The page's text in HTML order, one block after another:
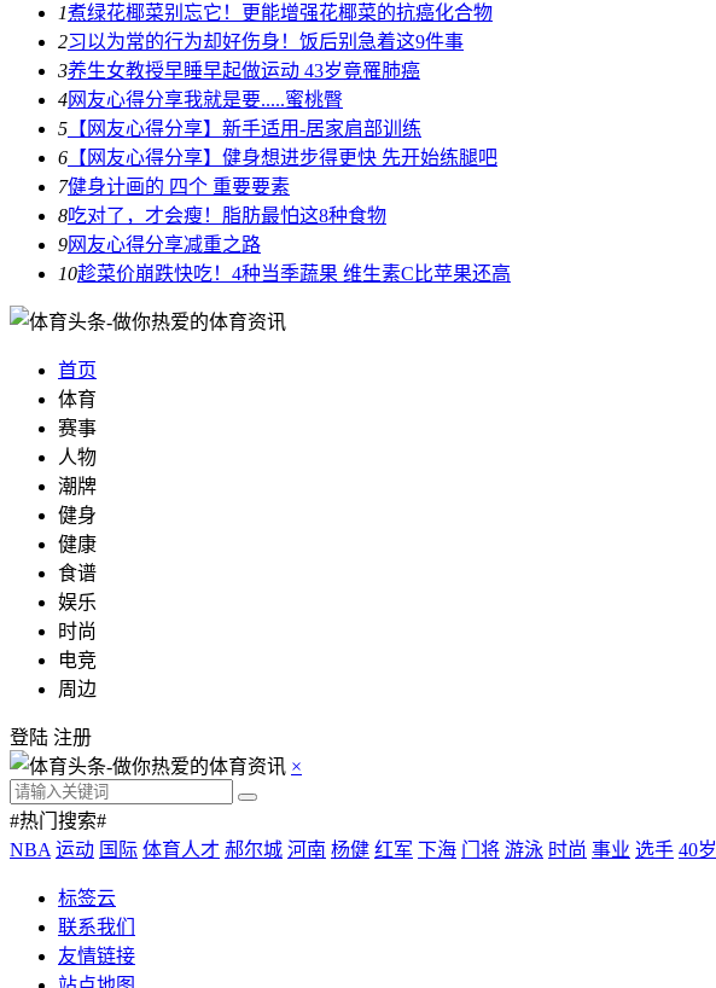
1煮绿花椰菜别忘它！更能增强花椰菜的抗癌化合物
2习以为常的行为却好伤身！饭后别急着这9件事
3养生女教授早睡早起做运动 43岁竟罹肺癌
4网友心得分享我就是要.....蜜桃臀
5 【网友心得分享】新手适用-居家肩部训练
6 【网友心得分享】健身想进步得更快 先开始练腿吧
7健身计画的 四个 重要要素
8吃对了，才会瘦！脂肪最怕这8种食物
9网友心得分享减重之路
10趁菜价崩跌快吃！4种当季蔬果 维生素C比苹果还高
首页
体育
赛事
人物
潮牌
健身
健康
食谱
娱乐
时尚
电竞
周边
登陆 注册
×
#热门搜索#
NBA 运动 国际 体育人才 郝尔城 河南 杨健 红军 下海 门将 游泳 时尚 事业 选手 40岁
标签云
联系我们
友情链接